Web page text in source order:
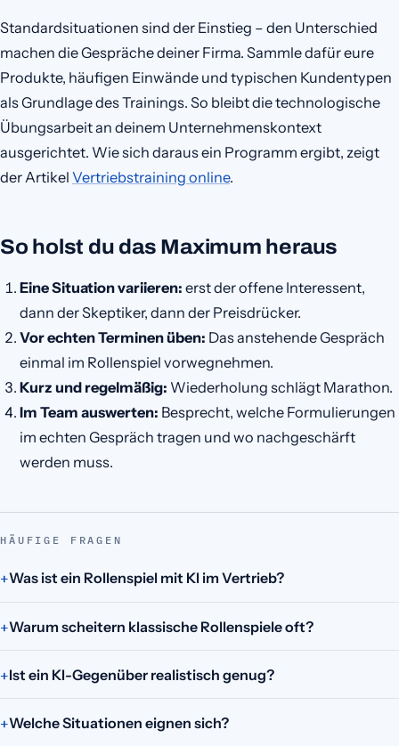
Standardsituationen sind der Einstieg – den Unterschied
machen die Gespräche deiner Firma. Sammle dafür eure
Produkte, häufigen Einwände und typischen Kundentypen
als Grundlage des Trainings. So bleibt die technologische
Übungsarbeit an deinem Unternehmenskontext
ausgerichtet. Wie sich daraus ein Programm ergibt, zeigt
der Artikel Vertriebstraining online.
So holst du das Maximum heraus
Eine Situation variieren: erst der offene Interessent,
dann der Skeptiker, dann der Preisdrücker.
Vor echten Terminen üben: Das anstehende Gespräch
einmal im Rollenspiel vorwegnehmen.
Kurz und regelmäßig: Wiederholung schlägt Marathon.
Im Team auswerten: Besprecht, welche Formulierungen
im echten Gespräch tragen und wo nachgeschärft
werden muss.
HÄUFIGE FRAGEN
Was ist ein Rollenspiel mit KI im Vertrieb?
Warum scheitern klassische Rollenspiele oft?
Ist ein KI-Gegenüber realistisch genug?
Welche Situationen eignen sich?